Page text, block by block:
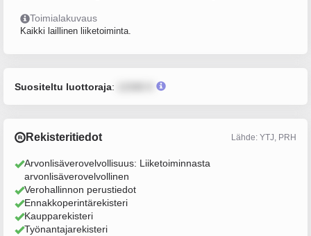
Toimialakuvaus
Kaikki laillinen liiketoiminta.
Suositeltu luottoraja:
Rekisteritiedot Lähde: YTJ, PRH
Arvonlisäverovelvollisuus: Liiketoiminnasta
arvonlisäverovelvollinen
Verohallinnon perustiedot
Ennakkoperintärekisteri
Kaupparekisteri
Työnantajarekisteri